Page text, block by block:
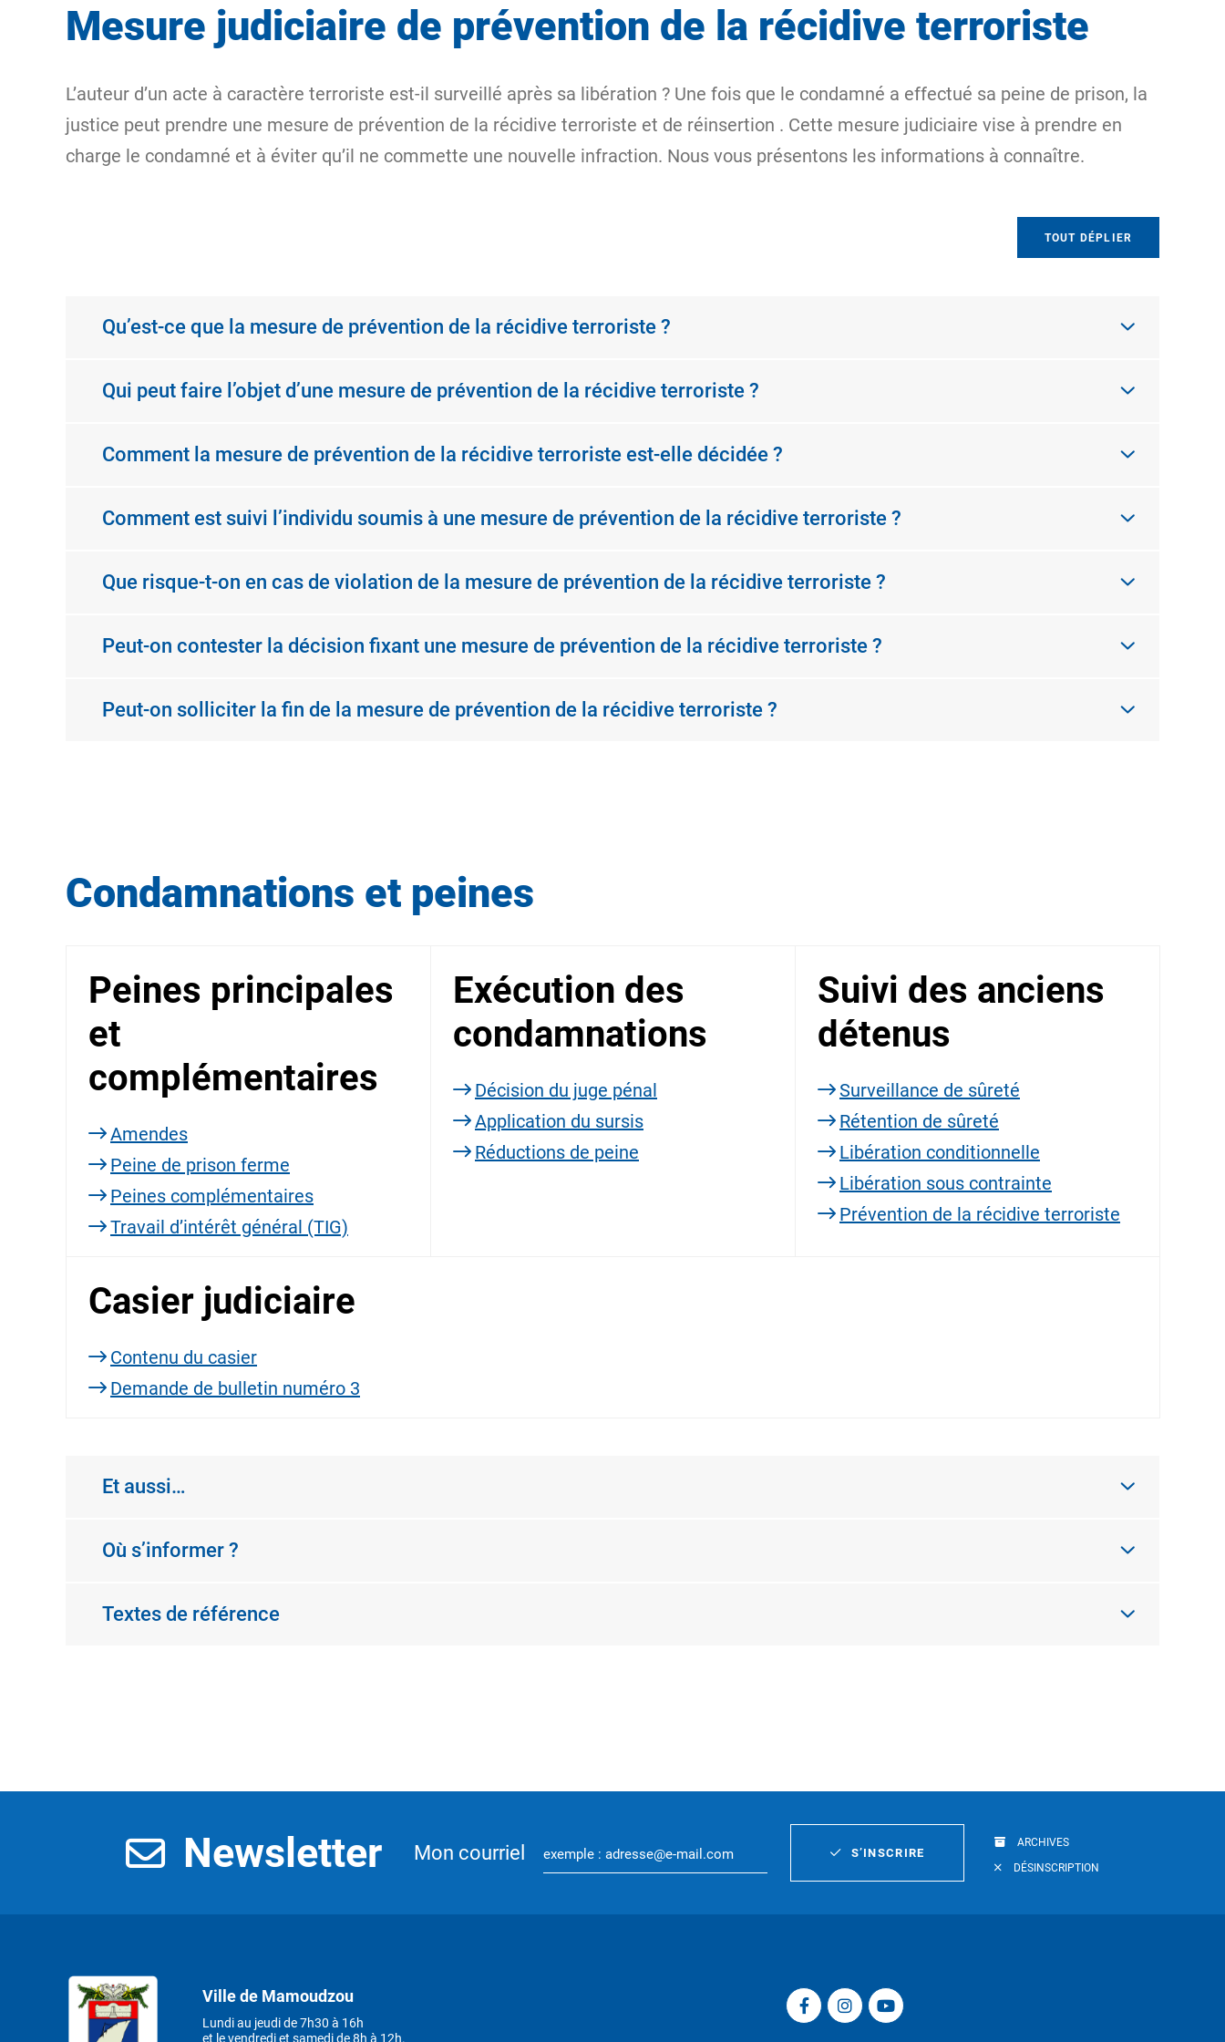
Mesure judiciaire de prévention de la récidive terroriste
L’auteur d’un acte à caractère terroriste est-il surveillé après sa libération ? Une fois que le condamné a effectué sa peine de prison, la
justice peut prendre une mesure de prévention de la récidive terroriste et de réinsertion . Cette mesure judiciaire vise à prendre en
charge le condamné et à éviter qu’il ne commette une nouvelle infraction. Nous vous présentons les informations à connaître.
TOUT DÉPLIER
Qu’est-ce que la mesure de prévention de la récidive terroriste ?
Qui peut faire l’objet d’une mesure de prévention de la récidive terroriste ?
Comment la mesure de prévention de la récidive terroriste est-elle décidée ?
Comment est suivi l’individu soumis à une mesure de prévention de la récidive terroriste ?
Que risque-t-on en cas de violation de la mesure de prévention de la récidive terroriste ?
Peut-on contester la décision fixant une mesure de prévention de la récidive terroriste ?
Peut-on solliciter la fin de la mesure de prévention de la récidive terroriste ?
Condamnations et peines
Peines principales
et
complémentaires
Amendes
Peine de prison ferme
Peines complémentaires
Travail d’intérêt général (TIG)
Exécution des
condamnations
Décision du juge pénal
Application du sursis
Réductions de peine
Suivi des anciens
détenus
Surveillance de sûreté
Rétention de sûreté
Libération conditionnelle
Libération sous contrainte
Prévention de la récidive terroriste
Casier judiciaire
Contenu du casier
Demande de bulletin numéro 3
Et aussi…
Où s’informer ?
Textes de référence
Newsletter Mon courriel S’INSCRIRE
ARCHIVES
DÉSINSCRIPTION
Ville de Mamoudzou
Lundi au jeudi de 7h30 à 16h
et le vendredi et samedi de 8h à 12h.